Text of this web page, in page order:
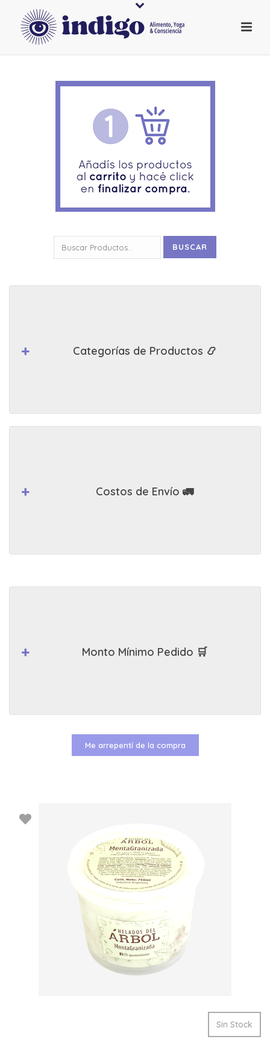
Sin Stock
por:
BUSCAR
Categorías de Productos 📿
Costos de Envío 🚛
Monto Mínimo Pedido 🛒
Me arrepentí de la compra